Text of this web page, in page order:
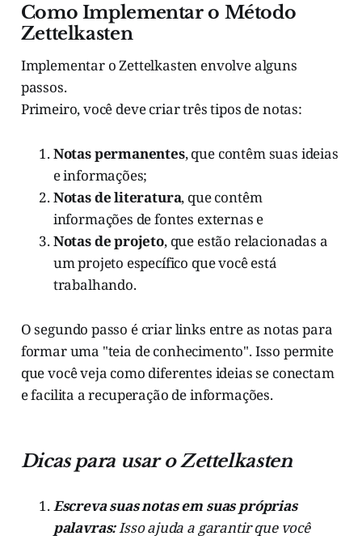
Como Implementar o Método
Zettelkasten
Implementar o Zettelkasten envolve alguns
passos.
Primeiro, você deve criar três tipos de notas:
Notas permanentes, que contêm suas ideias
e informações;
Notas de literatura, que contêm
informações de fontes externas e
Notas de projeto, que estão relacionadas a
um projeto específico que você está
trabalhando.
O segundo passo é criar links entre as notas para
formar uma "teia de conhecimento". Isso permite
que você veja como diferentes ideias se conectam
e facilita a recuperação de informações.
Dicas para usar o Zettelkasten
Escreva suas notas em suas próprias
palavras:Isso ajuda a garantir que você